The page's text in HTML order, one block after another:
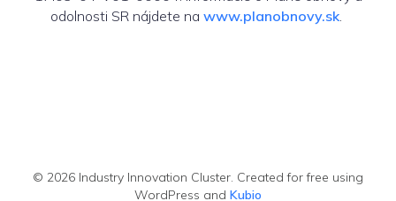
odolnosti SR nájdete na www.planobnovy.sk
© 2026 Industry Innovation Cluster. Created for free using
WordPress and Kubio